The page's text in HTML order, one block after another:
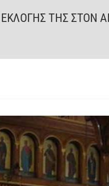
ΤΗΣ ΣΤΟΝ